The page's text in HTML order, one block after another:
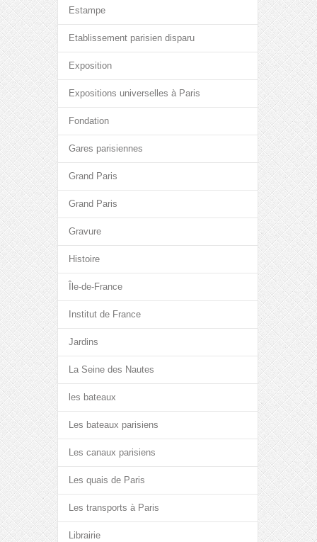
Estampe
Etablissement parisien disparu
Exposition
Expositions universelles à Paris
Fondation
Gares parisiennes
Grand Paris
Grand Paris
Gravure
Histoire
Île-de-France
Institut de France
Jardins
La Seine des Nautes
les bateaux
Les bateaux parisiens
Les canaux parisiens
Les quais de Paris
Les transports à Paris
Librairie